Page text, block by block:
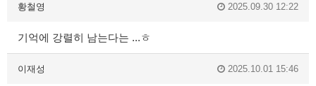
황철영 2025.09.30 12:22
기억에 강렬히 남는다는 ...ㅎ
이재성 2025.10.01 15:46